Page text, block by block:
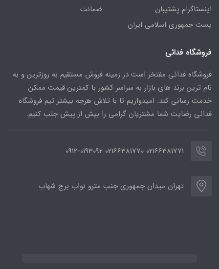
اینستاگرام پشتیبان
پست جمهوری اسلامی ایران
ضمانت
فروشگاه فدائی
فروشگاه فدائی مفتخر است در زمینه فروش مستقیم به روزترین و به
نام ترین برند های بازار به سراسر کشور با کمترین قیمت ممکن
خدمت رسانی کند. امیدواریم تا با تلاش هرچه بیشتر تیم فروشگاه
فدائی رضایت شما مشتریان گرامی را بیش از پیش جلب کنیم.
02166381771 02166381770 0912-0193092
تهران میدان جمهوری جنب مترو نواب برج شهاب